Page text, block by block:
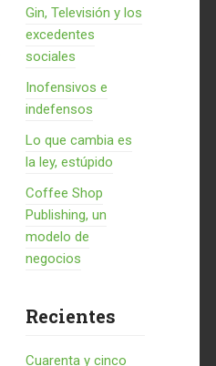
Gin, Televisión y los
excedentes
sociales
Inofensivos e
indefensos
Lo que cambia es
la ley, estúpido
Coffee Shop
Publishing, un
modelo de
negocios
Recientes
Cuarenta y cinco